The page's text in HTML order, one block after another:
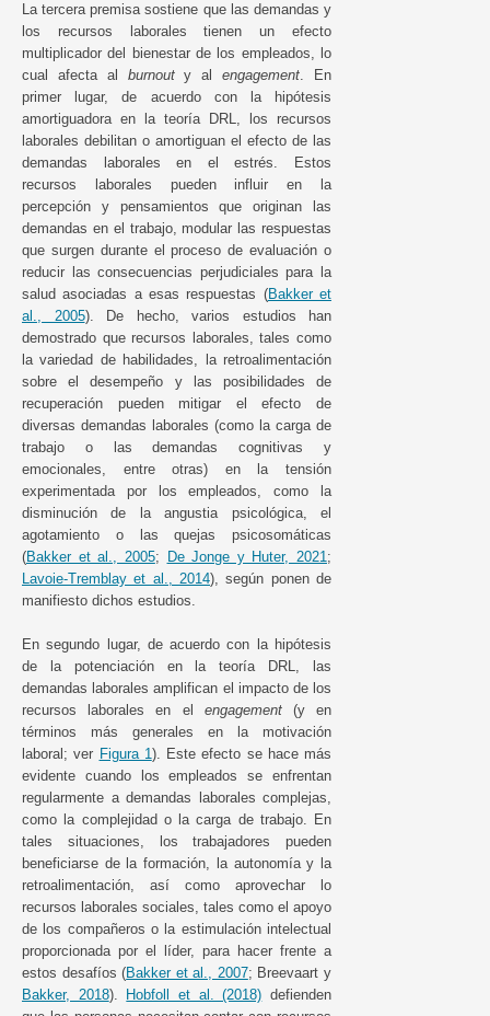
La tercera premisa sostiene que las demandas y
los recursos laborales tienen un efecto
multiplicador del bienestar de los empleados, lo
cual afecta al burnouty alengagement. En
primer lugar, de acuerdo con la hipótesis
amortiguadora en la teoría DRL, los recursos
laborales debilitan o amortiguan el efecto de las
demandas laborales en el estrés. Estos
recursos laborales pueden influir en la
percepción y pensamientos que originan las
demandas en el trabajo, modular las respuestas
que surgen durante el proceso de evaluación o
reducir las consecuencias perjudiciales para la
salud asociadas a esas respuestas (Bakker et
al., 2005). De hecho, varios estudios han
demostrado que recursos laborales, tales como
la variedad de habilidades, la retroalimentación
sobre el desempeño y las posibilidades de
recuperación pueden mitigar el efecto de
diversas demandas laborales (como la carga de
trabajo o las demandas cognitivas y
emocionales, entre otras) en la tensión
experimentada por los empleados, como la
disminución de la angustia psicológica, el
agotamiento o las quejas psicosomáticas
(Bakker et al., 2005; De Jonge y Huter, 2021;
Lavoie-Tremblay et al., 2014), según ponen de
manifiesto dichos estudios.
En segundo lugar, de acuerdo con la hipótesis
de la potenciación en la teoría DRL, las
demandas laborales amplifican el impacto de los
recursos laborales en el engagement(y en
términos más generales en la motivación
laboral; ver Figura 1). Este efecto se hace más
evidente cuando los empleados se enfrentan
regularmente a demandas laborales complejas,
como la complejidad o la carga de trabajo. En
tales situaciones, los trabajadores pueden
beneficiarse de la formación, la autonomía y la
retroalimentación, así como aprovechar lo
recursos laborales sociales, tales como el apoyo
de los compañeros o la estimulación intelectual
proporcionada por el líder, para hacer frente a
estos desafíos (Bakker et al., 2007; Breevaart y
Bakker, 2018). Hobfoll et al. (2018) defienden